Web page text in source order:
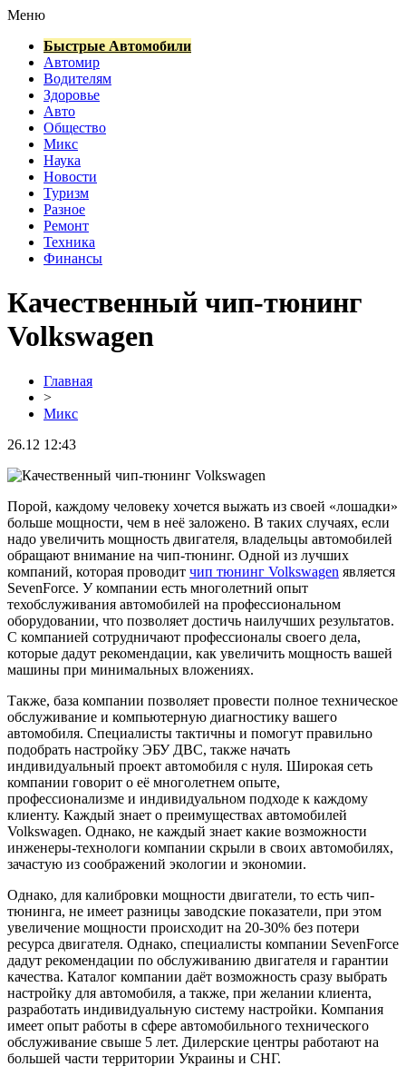
Меню
Быстрые Автомобили
Автомир
Водителям
Здоровье
Авто
Общество
Микс
Наука
Новости
Туризм
Разное
Ремонт
Техника
Финансы
Качественный чип-тюнинг
Volkswagen
Главная
>
Микс
26.12 12:43
Порой, каждому человеку хочется выжать из своей «лошадки»
больше мощности, чем в неё заложено. В таких случаях, если
надо увеличить мощность двигателя, владельцы автомобилей
обращают внимание на чип-тюнинг. Одной из лучших
компаний, которая проводит чип тюнинг Volkswagen является
SevenForce. У компании есть многолетний опыт
техобслуживания автомобилей на профессиональном
оборудовании, что позволяет достичь наилучших результатов.
С компанией сотрудничают профессионалы своего дела,
которые дадут рекомендации, как увеличить мощность вашей
машины при минимальных вложениях.
Также, база компании позволяет провести полное техническое
обслуживание и компьютерную диагностику вашего
автомобиля. Специалисты тактичны и помогут правильно
подобрать настройку ЭБУ ДВС, также начать
индивидуальный проект автомобиля с нуля. Широкая сеть
компании говорит о её многолетнем опыте,
профессионализме и индивидуальном подходе к каждому
клиенту. Каждый знает о преимуществах автомобилей
Volkswagen. Однако, не каждый знает какие возможности
инженеры-технологи компании скрыли в своих автомобилях,
зачастую из соображений экологии и экономии.
Однако, для калибровки мощности двигатели, то есть чип-
тюнинга, не имеет разницы заводские показатели, при этом
увеличение мощности происходит на 20-30% без потери
ресурса двигателя. Однако, специалисты компании SevenForce
дадут рекомендации по обслуживанию двигателя и гарантии
качества. Каталог компании даёт возможность сразу выбрать
настройку для автомобиля, а также, при желании клиента,
разработать индивидуальную систему настройки. Компания
имеет опыт работы в сфере автомобильного технического
обслуживание свыше 5 лет. Дилерские центры работают на
большей части территории Украины и СНГ.